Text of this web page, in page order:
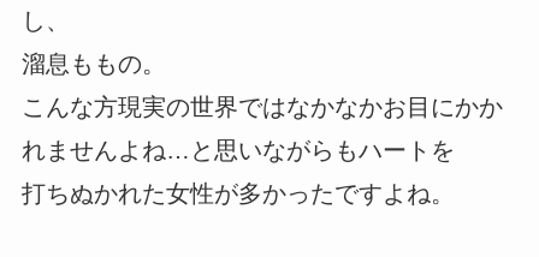
し、
溜息ももの。
こんな方現実の世界ではなかなかお目にかか
れませんよね…と思いながらもハートを
打ちぬかれた女性が多かったですよね。